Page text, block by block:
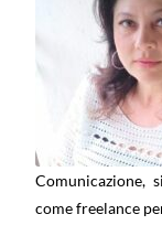
Comunicazione,
come freelance